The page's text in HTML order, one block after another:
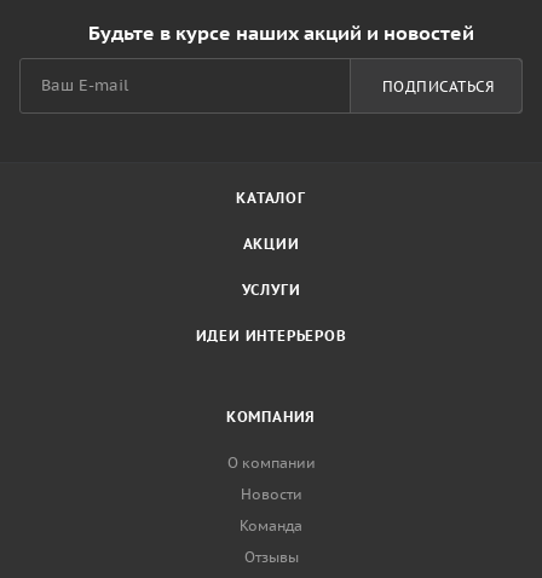
Будьте в курсе наших акций и новостей
ПОДПИСАТЬСЯ
КАТАЛОГ
АКЦИИ
УСЛУГИ
ИДЕИ ИНТЕРЬЕРОВ
КОМПАНИЯ
О компании
Новости
Команда
Отзывы